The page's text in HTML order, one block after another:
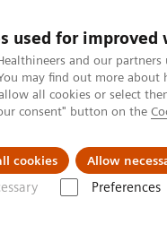
used for
and our
may find out more
all cookies or select
consent" button on the
cookies Allow
Preferences
Clínicas